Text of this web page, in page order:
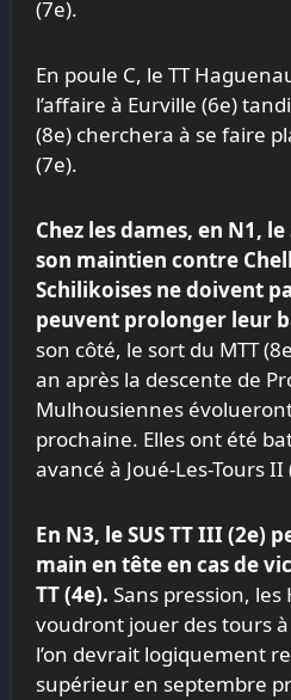
(7e).
En poule C, le TT
l’affaire à Eurville (6e)
(8e) cherchera à se faire
(7e).
Chez les dames, en N1,
son maintien contre
Schilikoises ne doivent
peuvent prolonger leur
son côté, le sort du MTT
an après la descente de
Mulhousiennes
prochaine. Elles ont été
avancé à Joué-Les-Tours II
En N3, le SUS TT III (2e)
main en tête en cas de
TT (4e). Sans pression, les
voudront jouer des tours
l’on devrait logiquement
supérieur en septembre